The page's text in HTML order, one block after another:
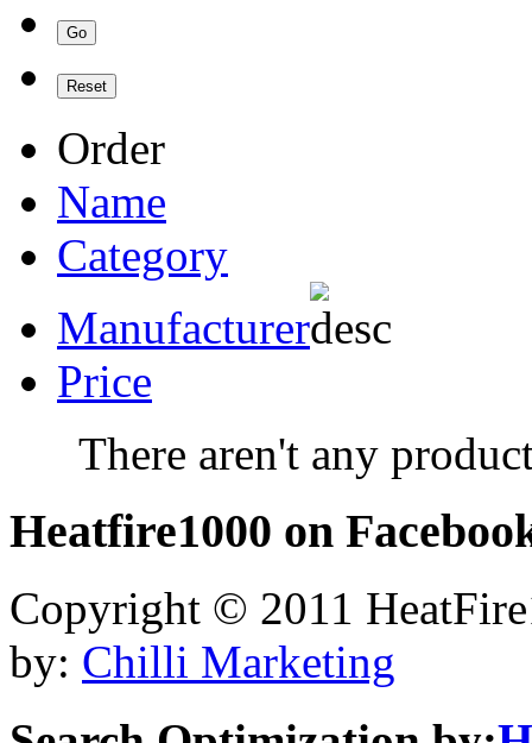
Order
Name
Category
Manufacturer
Price
There aren't any
Heatfire1000 on
Copyright © 2011
by: Chilli Marketing